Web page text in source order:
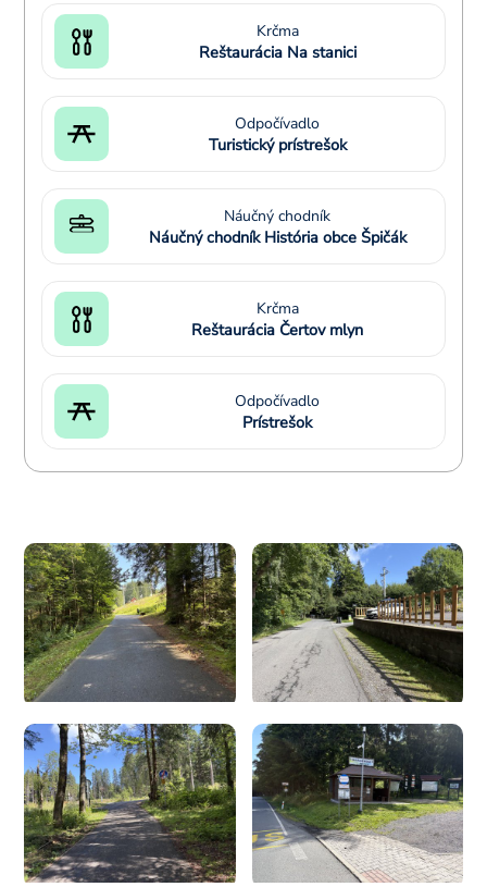
Krčma
Reštaurácia Na stanici
Odpočívadlo
Turistický prístrešok
Náučný chodník
Náučný chodník História obce Špičák
Krčma
Reštaurácia Čertov mlyn
Odpočívadlo
Prístrešok